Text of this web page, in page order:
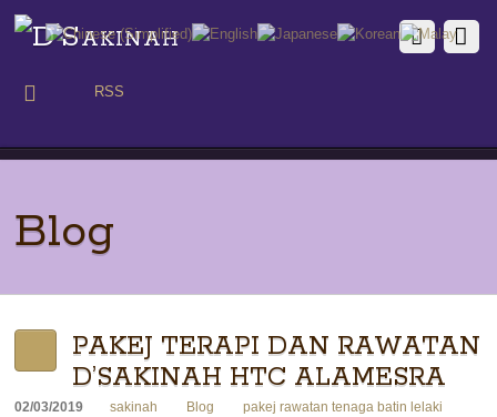
RSS
Blog
PAKEJ TERAPI DAN RAWATAN
D’SAKINAH HTC ALAMESRA
02/03/2019 sakinah Blog
pakej rawatan tenaga batin lelaki